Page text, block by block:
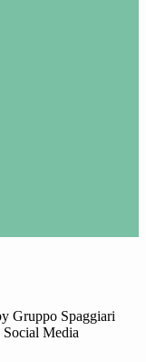
Gruppo Spaggiari
Media